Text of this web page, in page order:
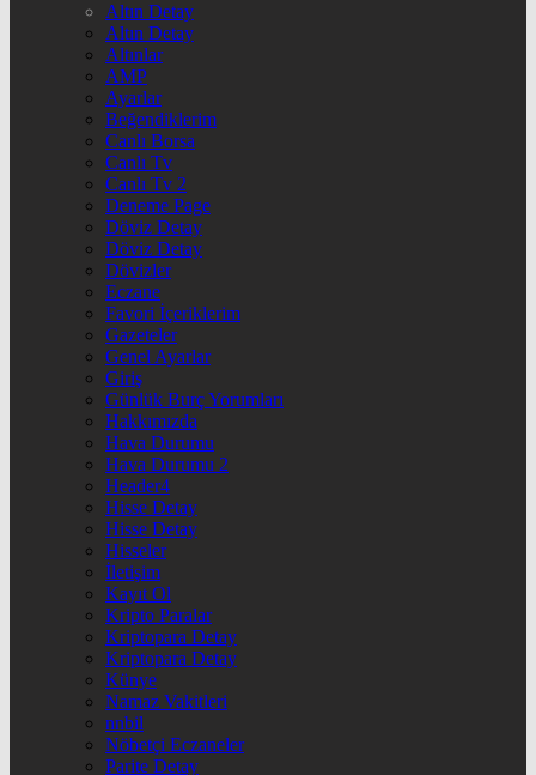
Altın Detay
Altın Detay
Altınlar
AMP
Ayarlar
Beğendiklerim
Canlı Borsa
Canlı Tv
Canlı Tv 2
Deneme Page
Döviz Detay
Döviz Detay
Dövizler
Eczane
Favori İçeriklerim
Gazeteler
Genel Ayarlar
Giriş
Günlük Burç Yorumları
Hakkımızda
Hava Durumu
Hava Durumu 2
Header4
Hisse Detay
Hisse Detay
Hisseler
İletişim
Kayıt Ol
Kripto Paralar
Kriptopara Detay
Kriptopara Detay
Künye
Namaz Vakitleri
nnbil
Nöbetçi Eczaneler
Parite Detay